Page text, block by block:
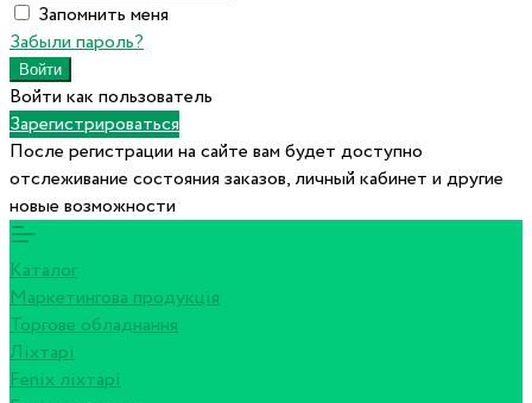
Запомнить меня
Забыли пароль?
Войти как пользователь
Зарегистрироваться
После регистрации на сайте вам будет доступно
отслеживание состояния заказов, личный кабинет и другие
новые возможности
Каталог
Маркетингова продукція
Торгове обладнання
Ліхтарі
Fenix ліхтарі